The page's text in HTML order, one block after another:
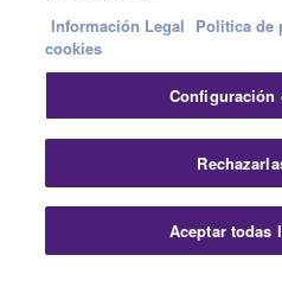
Contacte con
Politica de
© Yamaha
Información Legal Politica de
cookies
Configuración
Aceptar todas